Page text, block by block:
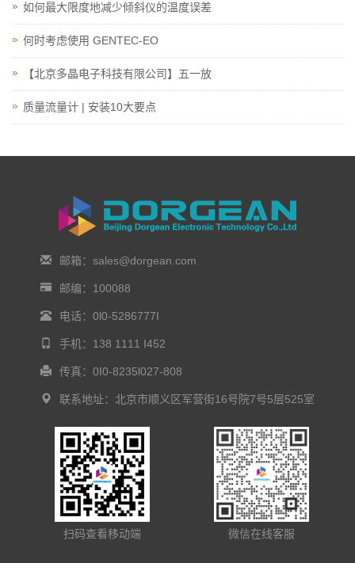
如何最大限度地减少倾斜仪的温度误差
何时考虑使用 GENTEC-EO
【北京多晶电子科技有限公司】五一放
质量流量计 | 安装10大要点
邮箱：sales@dorgean.com
邮编：100088
电话：0l0-5286777I
手机：138 1111 I452
传真：0I0-8235l027-808
联系地址：北京市顺义区军营街16号院7号5层525室
扫码查看移动端 微信在线客服